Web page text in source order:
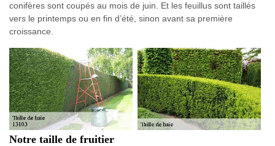
conifères sont coupés au mois de juin. Et les feuillus sont taillés
vers le printemps ou en fin d’été, sinon avant sa première
croissance.
Notre taille de fruitier